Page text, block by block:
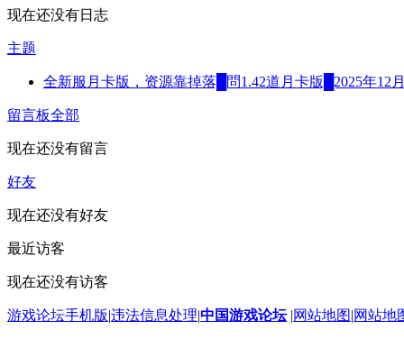
现在还没有日志
主题
全新服月卡版，资源靠掉落█問1.42道月卡版█2025年12
留言板全部
现在还没有留言
好友
现在还没有好友
最近访客
现在还没有访客
游戏论坛手机版|违法信息处理|中国游戏论坛 |网站地图|网站地